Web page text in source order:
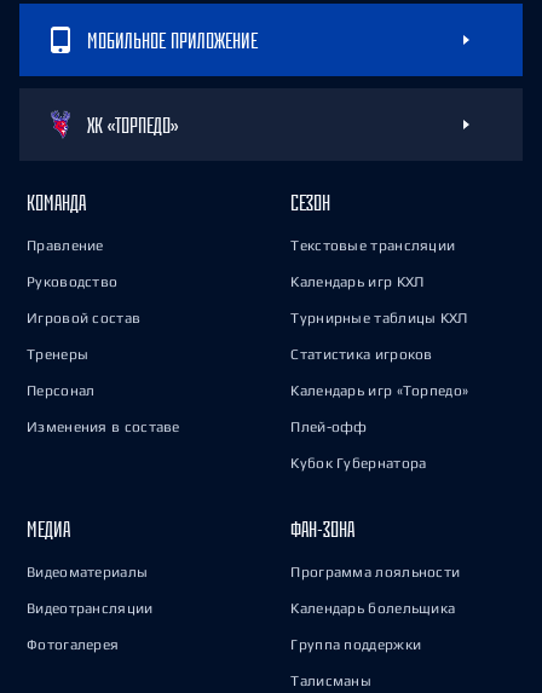
МОБИЛЬНОЕ ПРИЛОЖЕНИЕ
ХК «ТОРПЕДО»
КОМАНДА
Правление
Руководство
Игровой состав
Тренеры
Персонал
Изменения в составе
СЕЗОН
Текстовые трансляции
Календарь игр КХЛ
Турнирные таблицы КХЛ
Статистика игроков
Календарь игр «Торпедо»
Плей-офф
Кубок Губернатора
МЕДИА
Видеоматериалы
Видеотрансляции
Фотогалерея
ФАН-ЗОНА
Программа лояльности
Календарь болельщика
Группа поддержки
Талисманы